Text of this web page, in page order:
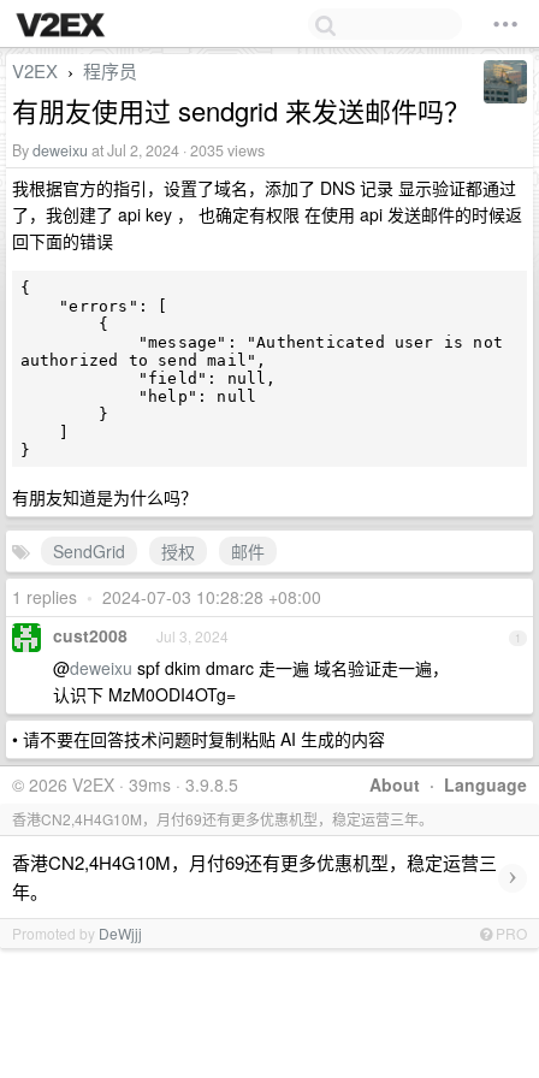
V2EX › 程序员
有朋友使用过 sendgrid 来发送邮件吗？
Bydeweixu at Jul 2, 2024 · 2035 views
我根据官方的指引，设置了域名，添加了 DNS 记录 显示验证都通过
了，我创建了 api key ， 也确定有权限 在使用 api 发送邮件的时候返
回下面的错误
{
authorized to send mail",
有朋友知道是为什么吗？
SendGrid 授权
邮件
1 replies • 2024-07-03 10:28:28 +08:00
1
cust2008 Jul 3, 2024
@deweixu spf dkim dmarc 走一遍 域名验证走一遍，
认识下 MzM0ODI4OTg=
• 请不要在回答技术问题时复制粘贴 AI 生成的内容
About · Language
© 2026 V2EX · 39ms · 3.9.8.5
香港CN2,4H4G10M，月付69还有更多优惠机型，稳定运营三年。
香港CN2,4H4G10M，月付69还有更多优惠机型，稳定运营三
年。
›
Promoted by DeWjjj PRO